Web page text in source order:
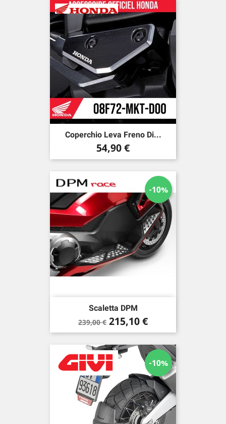
Coperchio Leva Freno Di...
Prezzo
54,90 €
Scaletta DPM
Prezzo
base
239,00 € Prezzo
215,10 €
-10%
-10%